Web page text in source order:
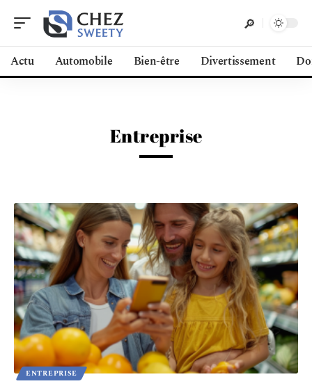
Actu Automobile Bien-être Divertissement
Entreprise
ENTREPRISE